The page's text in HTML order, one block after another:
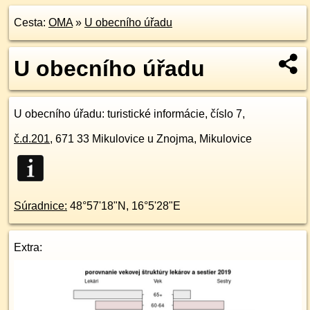
Cesta: OMA» U obecního úřadu
U obecního úřadu
U obecního úřadu: turistické informácie, číslo 7,
č.d.201, 671 33 Mikulovice u Znojma, Mikulovice
Súradnice: 48°57'18"N , 16°5'28"E
Extra: